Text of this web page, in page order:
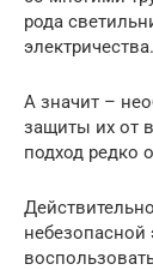
рода
электричества.
А значит –
защиты их от
подход редко
небезопасной